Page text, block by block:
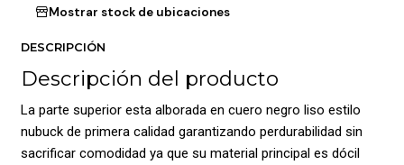
Mostrar stock de ubicaciones
DESCRIPCIÓN
Descripción del producto
La parte superior esta alborada en cuero negro liso estilo
nubuck de primera calidad garantizando perdurabilidad sin
sacrificar comodidad ya que su material principal es dócil